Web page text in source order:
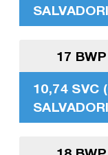
17
10,74 SVC